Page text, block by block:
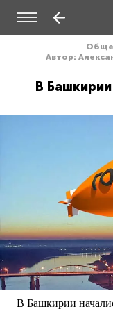
Автор:
В
В Башкирии